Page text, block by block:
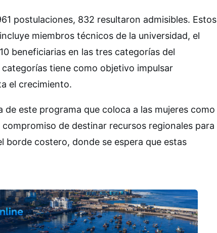
postulaciones, 832 resultaron admisibles. Estos
miembros técnicos de la universidad, el
beneficiarias en las tres categorías del
tiene como objetivo impulsar
el crecimiento.
este programa que coloca a las mujeres como
de destinar recursos regionales para
borde costero, donde se espera que estas